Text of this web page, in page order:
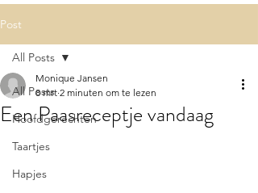
Post
All Posts
Hoofdgerechten
Taartjes
Hapjes
All Posts
Een Paasreceptje vandaag
Monique Jansen
8 mrt 2 minuten om te lezen